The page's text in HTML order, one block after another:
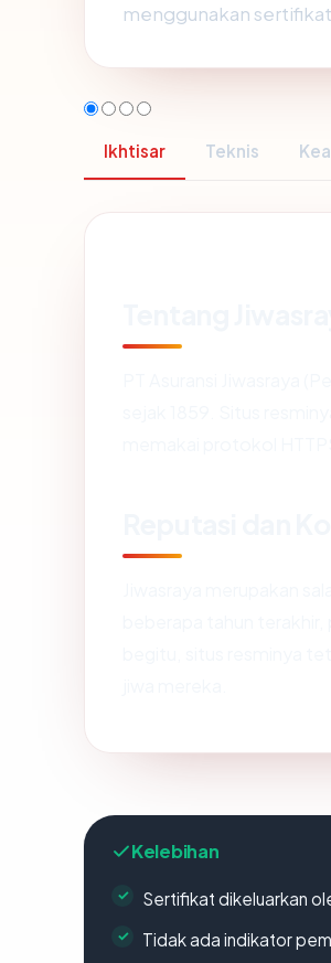
menggunakan
Ikhtisar Teknis
Kelebihan
Sertifikat dikeluarkan
Tidak ada indikator